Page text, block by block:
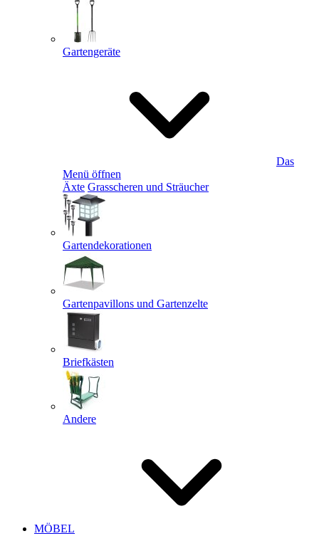
Gartengeräte
Das
Menü öffnen
Äxte Grasscheren und Sträucher
Gartendekorationen
Gartenpavillons und Gartenzelte
Briefkästen
Andere
MÖBEL